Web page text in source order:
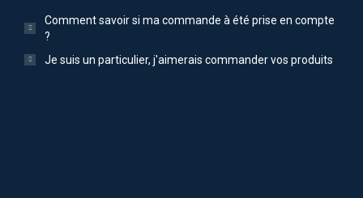
Comment savoir si ma commande à été prise en compte
?
Je suis un particulier, j'aimerais commander vos produits